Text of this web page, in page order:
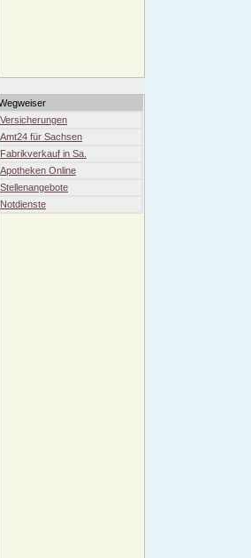
Versicherungen
Amt24 für Sachsen
Fabrikverkauf in Sa.
Apotheken Online
Stellenangebote
Notdienste